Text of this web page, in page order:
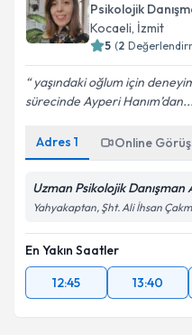
Psikolojik
Kocaeli, İzmit
5 (2
yaşındaki oğlum için
sürecinde Ayperi Hanım’dan...
Adres 1 Online
Uzman Psikolojik Danışman
Yahyakaptan, Şht. Ali İhsan
En Yakın Saatler
12:45
13:40